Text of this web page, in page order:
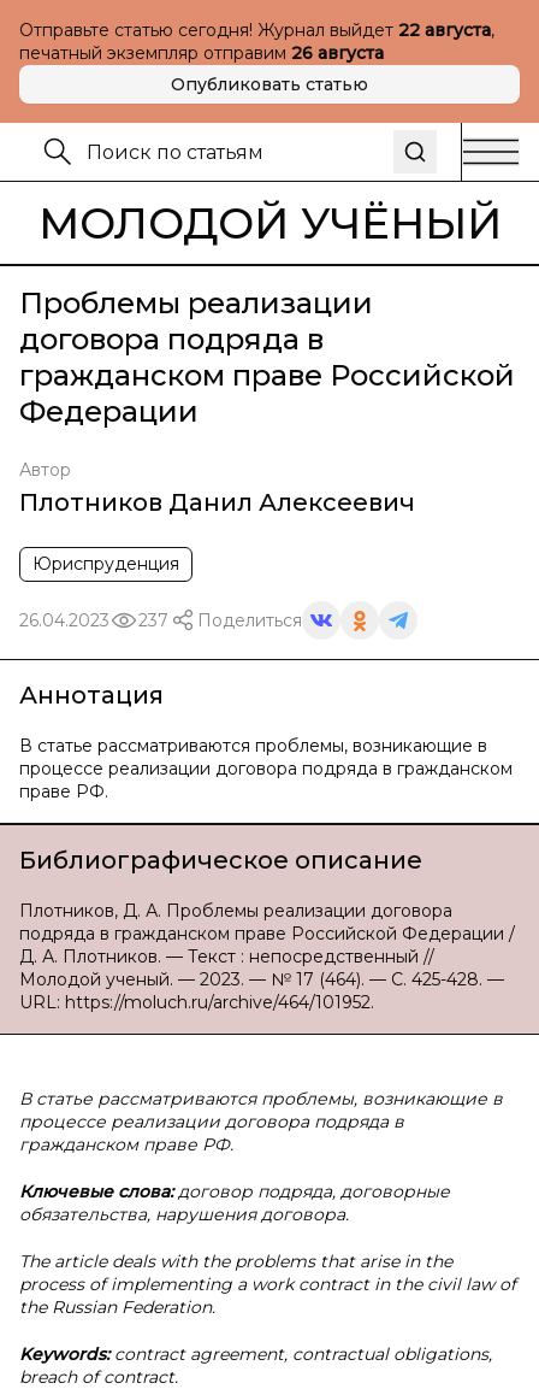
Отправьте статью сегодня! Журнал выйдет 22 августа,
печатный экземпляр отправим 26 августа
Опубликовать статью
МОЛОДОЙ УЧЁНЫЙ
Проблемы реализации
договора подряда в
гражданском праве Российской
Федерации
Автор
Плотников Данил Алексеевич
Юриспруденция
26.04.2023 237 Поделиться
Аннотация
В статье рассматриваются проблемы, возникающие в
процессе реализации договора подряда в гражданском
праве РФ.
Библиографическое описание
Плотников, Д. А. Проблемы реализации договора
подряда в гражданском праве Российской Федерации /
Д. А. Плотников. — Текст : непосредственный //
Молодой ученый. — 2023. — № 17 (464). — С. 425-428. —
URL: https://moluch.ru/archive/464/101952.
В статье рассматриваются проблемы, возникающие в
процессе реализации договора подряда в
гражданском праве РФ.
Ключевые слова:договор подряда, договорные
обязательства, нарушения договора.
The article deals with the problems that arise in the
process of implementing a work contract in the civil law of
the Russian Federation.
Keywords:contract agreement, contractual obligations,
breach of contract.